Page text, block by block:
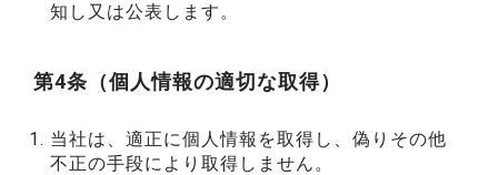
知し又は公表します。
第4条（個人情報の適切な取得）
当社は、適正に個人情報を取得し、偽りその他
不正の手段により取得しません。